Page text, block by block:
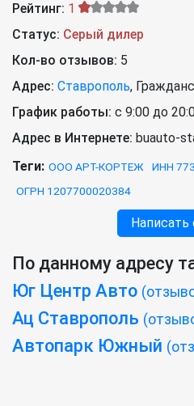
Рейтинг: 1
Статус: Серый дилер
Кол-во отзывов: 5
Адрес: Ставрополь,
График работы: с 9:00 до
Адрес в Интернете: buauto-
Теги: ООО АРТ-КОРТЕЖ
ИНН
ОГРН 1207700020384
По данному адресу
Юг Центр Авто
Ац Ставрополь
Автопарк Южный